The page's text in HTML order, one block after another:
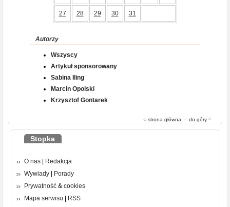
27 28 29 30 31
Autorzy
Wszyscy
Artykuł sponsorowany
Sabina Iling
Marcin Opolski
Krzysztof Gontarek
« strona główna - do góry ^
Stopka
O nas
Redakcja
Wywiady
Porady
Prywatność & cookies
Mapa serwisu
RSS